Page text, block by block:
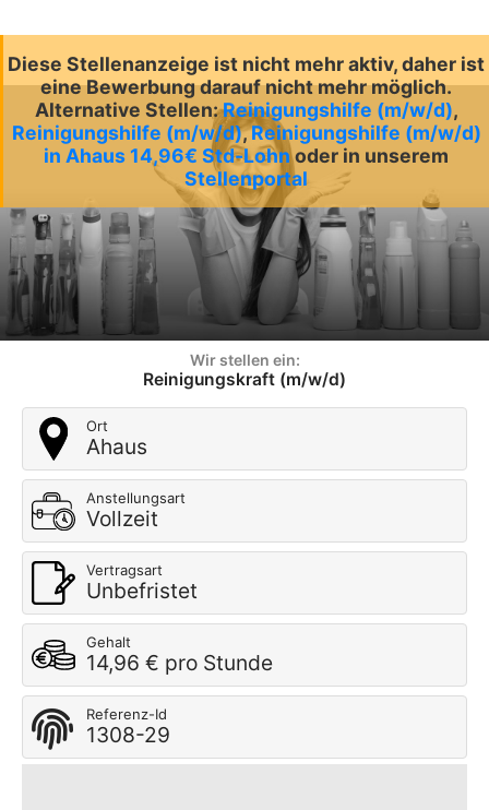
Diese Stellenanzeige ist nicht mehr aktiv, daher ist
eine Bewerbung darauf nicht mehr möglich.
Alternative Stellen:Reinigungshilfe (m/w/d),
Reinigungshilfe (m/w/d),Reinigungshilfe (m/w/d)
in Ahaus 14,96€ Std-Lohn oder in unserem
Stellenportal
Wir stellen ein:
Reinigungskraft (m/w/d)
Ort
Ahaus
Anstellungsart
Vollzeit
Vertragsart
Unbefristet
Gehalt
14,96 € pro Stunde
Referenz-Id
1308-29